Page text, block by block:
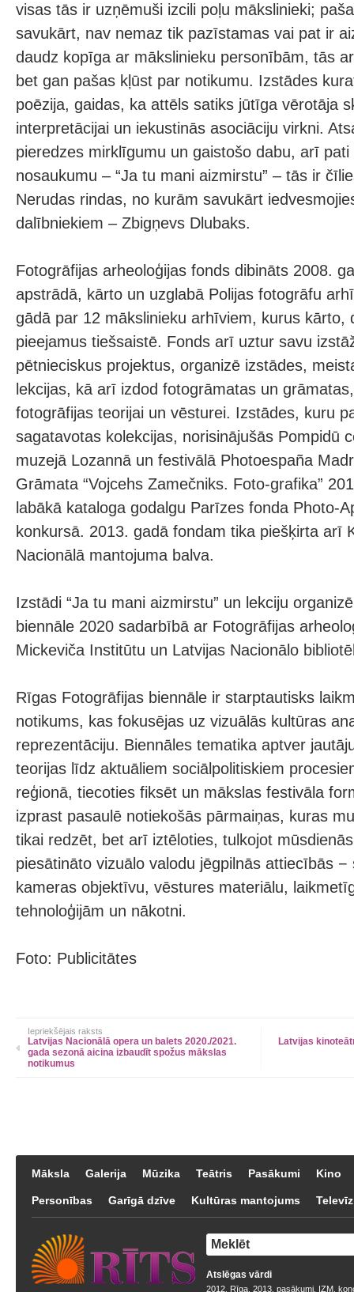
visas tās ir uzņēmuši izcili poļu mākslinieki;
savukārt, nav nemaz tik pazīstamas vai pat ir
daudz kopīga ar mākslinieku personībām, tās
bet gan pašas kļūst par notikumu. Izstādes
poēzija, gaidas, ka attēls satiks jūtīga vērotāja
interpretācijai un iekustinās asociāciju virkni.
pieredzes mirklīgumu un gaistošo dabu, arī
nosaukumu – “Ja tu mani aizmirstu” – tās ir
Nerudas rindas, no kurām savukārt
dalībniekiem – Zbigņevs Dlubaks.
Fotogrāfijas arheoloģijas fonds dibināts 2008.
apstrādā, kārto un uzglabā Polijas fotogrāfu
gādā par 12 mākslinieku arhīviem, kurus kārto,
pieejamus tiešsaistē. Fonds arī uztur savu
pētnieciskus projektus, organizē izstādes,
lekcijas, kā arī izdod fotogrāmatas un
fotogrāfijas teorijai un vēsturei. Izstādes, kuru
sagatavotas kolekcijas, norisinājušās Pompidū
muzejā Lozannā un festivālā Photoespaña
Grāmata “Vojcehs Zamečniks. Foto-grafika”
labākā kataloga godalgu Parīzes fonda Photo-
konkursā. 2013. gadā fondam tika piešķirta arī
Nacionālā mantojuma balva.
Izstādi “Ja tu mani aizmirstu” un lekciju
biennāle 2020 sadarbībā ar Fotogrāfijas
Mickeviča Institūtu un Latvijas Nacionālo
Rīgas Fotogrāfijas biennāle ir starptautisks
notikums, kas fokusējas uz vizuālās kultūras
reprezentāciju. Biennāles tematika aptver
teorijas līdz aktuāliem sociālpolitiskiem
reģionā, tiecoties fiksēt un mākslas festivāla
izprast pasaulē notiekošās pārmaiņas, kuras
tikai redzēt, bet arī iztēloties, tulkojot
piesātināto vizuālo valodu jēgpilnās attiecībās −
kameras objektīvu, vēstures materiālu,
tehnoloģijām un nākotni.
Foto: Publicitātes
Iepriekšējais raksts
Latvijas Nacionālā opera un balets 2020./2021.
gada sezonā aicina izbaudīt spožus mākslas
notikumus
Latvijas
Māksla Galerija Mūzika Teātris Pasākumi Kino
Personības Garīgā dzīve Kultūras mantojums
Atslēgas vārdi
2012 Rīga 2013 pasākumi IZM